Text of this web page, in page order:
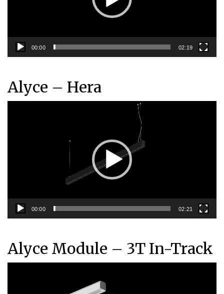
00:00 02:19
Alyce – Hera
00:00 02:21
Alyce Module – 3T In-Track